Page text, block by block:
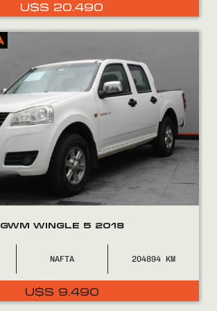
U$S 20.490
GWM WINGLE 5 2018
NAFTA 204894
El
U$S 9.490El